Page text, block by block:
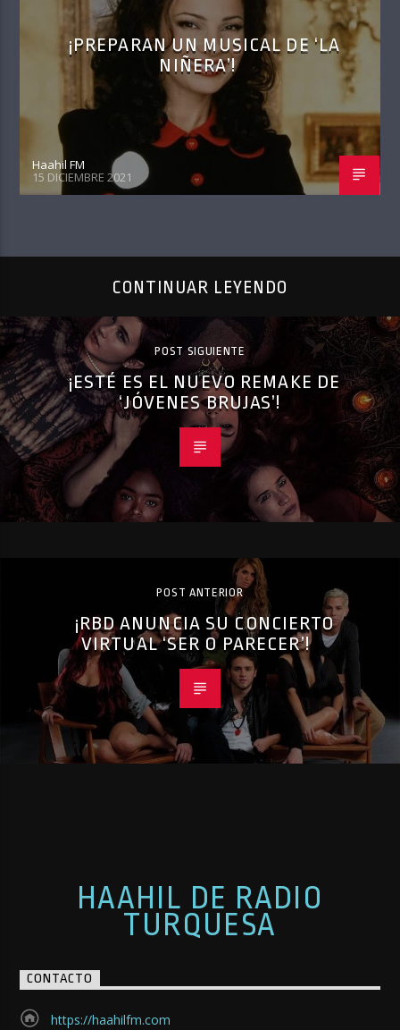
¡PREPARAN UN MUSICAL DE ‘LA
NIÑERA’!
Haahil FM
15 DICIEMBRE 2021
CONTINUAR LEYENDO
POST SIGUIENTE
¡ESTÉ ES EL NUEVO REMAKE DE
‘JÓVENES BRUJAS’!
POST ANTERIOR
¡RBD ANUNCIA SU CONCIERTO
VIRTUAL ‘SER O PARECER’!
HAAHIL DE RADIO
TURQUESA
CONTACTO
https://haahilfm.com